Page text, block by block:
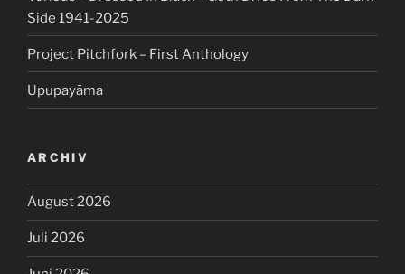
Side 1941-2025
Project Pitchfork – First Anthology
Upupayāma
ARCHIV
August 2026
Juli 2026